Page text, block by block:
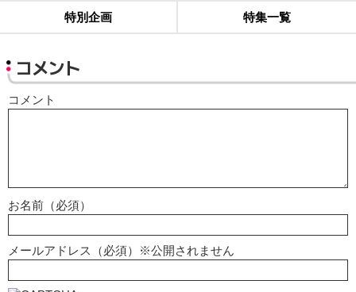
特別企画 特集一覧
コメント
コメント
お名前（必須）
メールアドレス（必須）※公開されません